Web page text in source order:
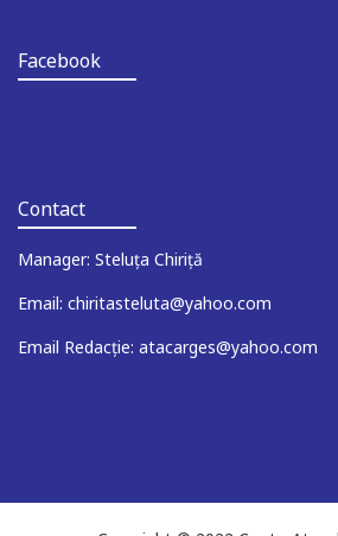
Facebook
Contact
Manager: Steluța Chiriță
Email: chiritasteluta@yahoo.com
Email Redacție: atacarges@yahoo.com